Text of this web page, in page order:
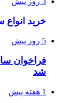
خرید انواع
5 روز پیش
فراخوان
شد
1 هفته پیش